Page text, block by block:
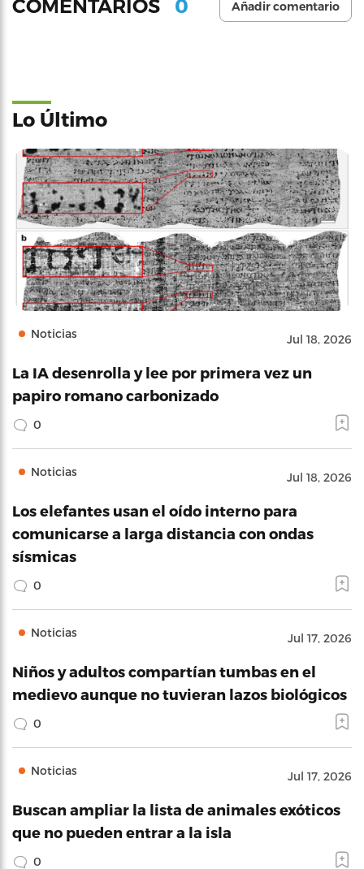
COMENTARIOS 0 Añadir comentario
Lo Último
Noticias Jul 18, 2026
La IA desenrolla y lee por primera vez un
papiro romano carbonizado
0
Noticias Jul 18, 2026
Los elefantes usan el oído interno para
comunicarse a larga distancia con ondas
sísmicas
0
Noticias Jul 17, 2026
Niños y adultos compartían tumbas en el
medievo aunque no tuvieran lazos biológicos
0
Noticias Jul 17, 2026
Buscan ampliar la lista de animales exóticos
que no pueden entrar a la isla
0